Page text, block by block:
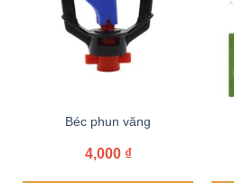
Béc phun văng
4,000 ₫